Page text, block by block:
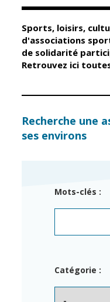
Mairie
Élus
Municipal
Services de la
Ville
Cimetières
Titres
État civil
Sports, loisirs,
d'associations
de solidarité
Retrouvez ici
Recherche une
ses environs
Mots-clés :
Catégorie :